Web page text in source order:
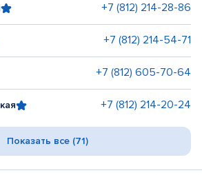
+7 (812) 214-28-86
+7 (812) 214-54-71
+7 (812) 605-70-64
+7 (812) 214-20-24
Показать все (71)